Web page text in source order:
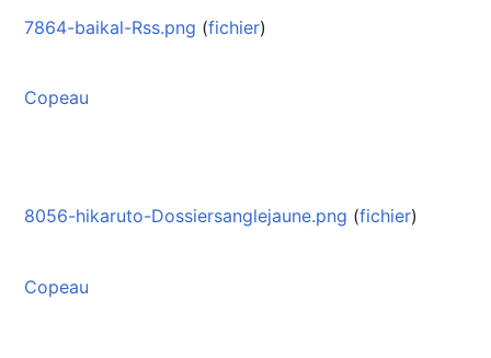
7864-baikal-Rss.png (fichier)
Copeau
8056-hikaruto-Dossiersanglejaune.png (fichier)
Copeau